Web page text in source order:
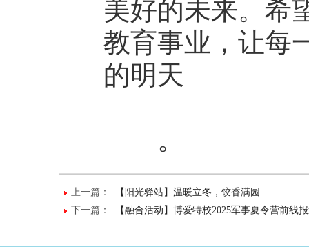
美好的未来。希
教育事业，让每
的明天
。
上一篇：
【阳光驿站】温暖立冬，饺香满园
下一篇：
【融合活动】博爱特校2025军事夏令营前线